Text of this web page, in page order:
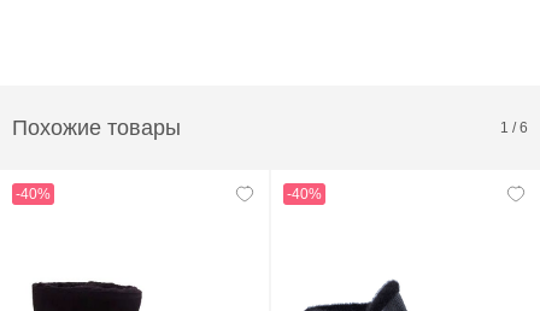
Похожие товары 1 /6
-40% -40%